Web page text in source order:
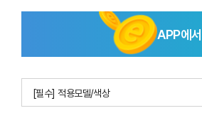
APP에
[필수] 적용모델/색상